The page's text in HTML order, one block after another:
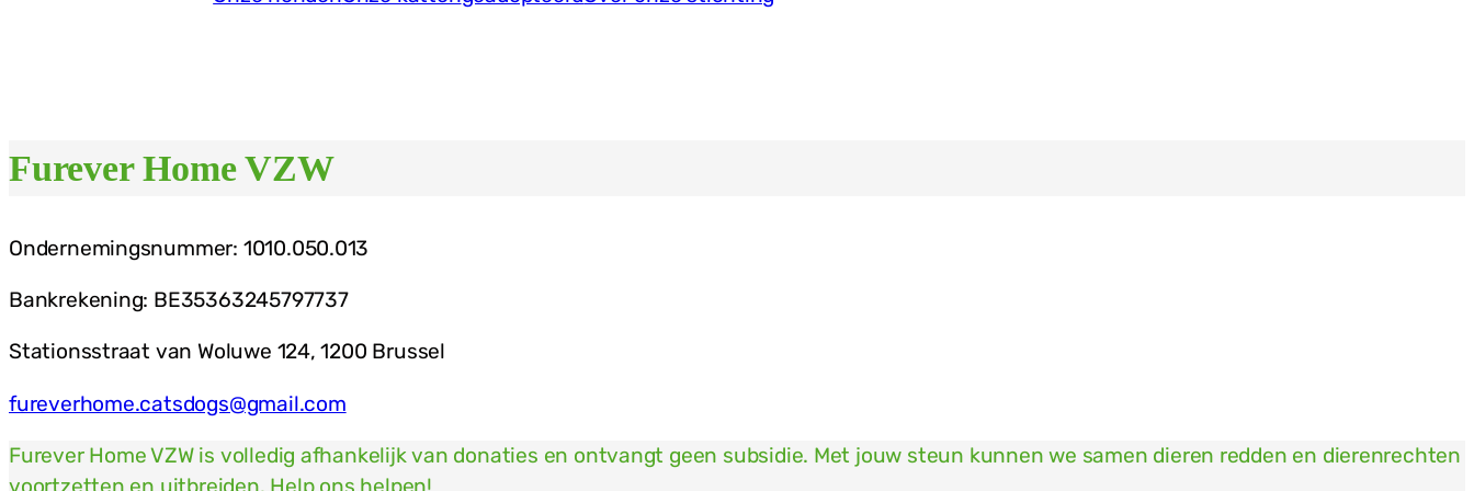
Furever Home VZW
Ondernemingsnummer: 1010.050.013
Bankrekening: BE35363245797737
Stationsstraat van Woluwe 124, 1200 Brussel
fureverhome.catsdogs@gmail.com
Furever Home VZW is volledig afhankelijk van donaties en ontvangt geen subsidie. Met jouw steun kunnen we samen dieren redden en dierenrechten
voortzetten en uitbreiden. Help ons helpen!